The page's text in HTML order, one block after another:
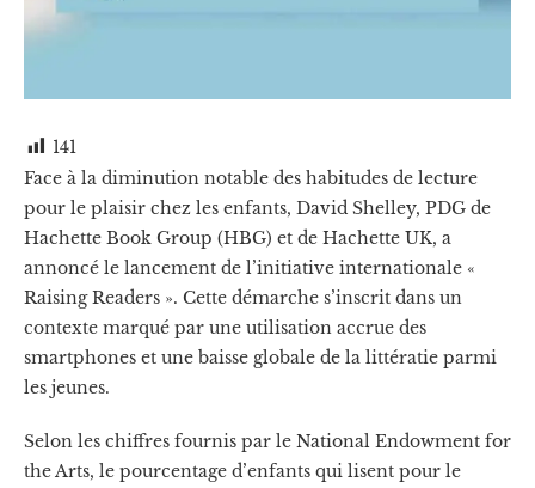
141
Face à la diminution notable des habitudes de lecture
pour le plaisir chez les enfants, David Shelley, PDG de
Hachette Book Group (HBG) et de Hachette UK, a
annoncé le lancement de l’initiative internationale «
Raising Readers ». Cette démarche s’inscrit dans un
contexte marqué par une utilisation accrue des
smartphones et une baisse globale de la littératie parmi
les jeunes.
Selon les chiffres fournis par le National Endowment for
the Arts, le pourcentage d’enfants qui lisent pour le